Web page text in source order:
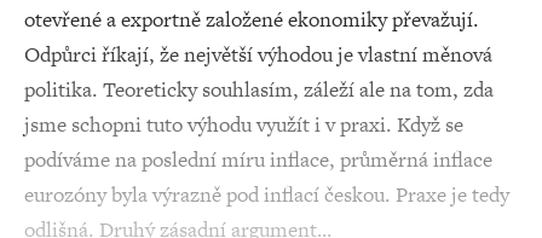
otevřené a exportně založené ekonomiky převažují.
Odpůrci říkají, že největší výhodou je vlastní měnová
politika. Teoreticky souhlasím, záleží ale na tom, zda
jsme schopni tuto výhodu využít i v praxi. Když se
podíváme na poslední míru inflace, průměrná inflace
eurozóny byla výrazně pod inflací českou. Praxe je tedy
odlišná. Druhý zásadní argument…